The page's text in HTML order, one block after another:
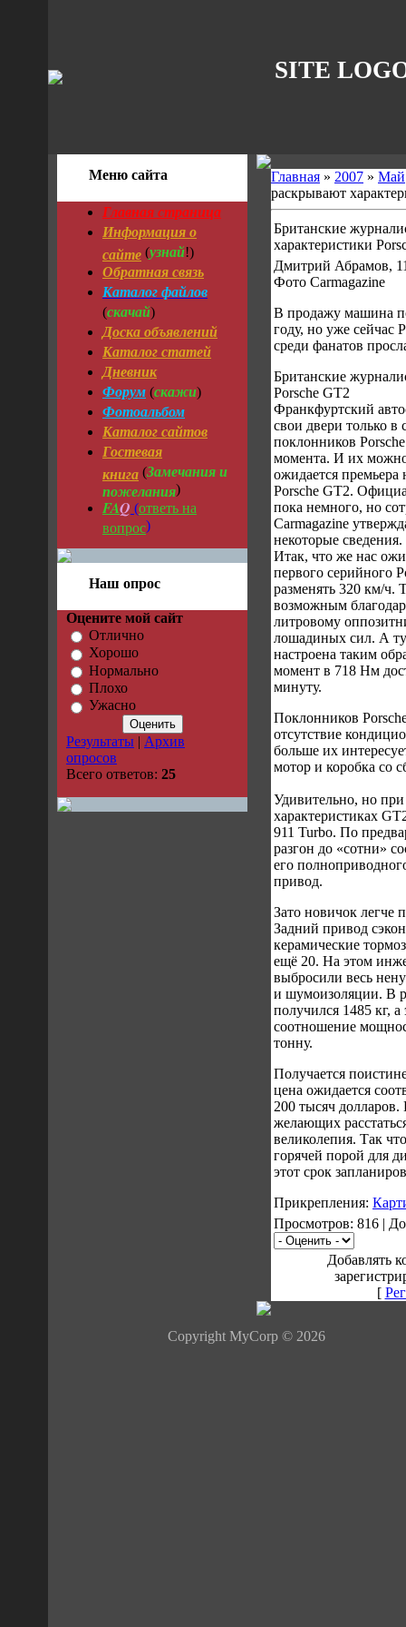
SITE
Меню сайта
Главная страница
Информация о
сайте (узнай!)
Обратная связь
Каталог файлов
(скачай)
Доска объявлений
Каталог статей
Дневник
Форум (скажи)
Фотоальбом
Каталог сайтов
Гостевая
книга (Замечания и
пожелания)
FAQ (ответь на
вопрос)
Наш опрос
Оцените мой сайт
Отлично
Хорошо
Нормально
Плохо
Ужасно
Результаты | Архив
опросов
Всего ответов: 25
Главная » 2007 » Май
раскрывают
Британские
характеристики
Дмитрий Абрамов,
Фото Carmagazine
В продажу машина
году, но уже сейчас
среди фанатов
Британские
Porsche GT2
Франкфуртский
свои двери только в
поклонников
момента. И их
ожидается
Porsche GT2.
пока немного, но
Carmagazine
некоторые сведения.
Итак, что же нас
первого серийного
разменять 320 км/ч.
возможным
литровому
лошадиных сил. А
настроена таким
момент в 718 Нм
минуту.
Поклонников
отсутствие
больше их
мотор и коробка со
Удивительно, но
характеристиках
911 Turbo. По
разгон до «сотни»
его
привод.
Зато новичок легче
Задний привод
керамические
ещё 20. На этом
выбросили весь
и шумоизоляции. В
получился 1485 кг, а
соотношение
тонну.
Получается
цена ожидается
200 тысяч
желающих
великолепия. Так
горячей порой для
этот срок
Прикрепления:
Просмотров: 816 |
Добавлять
[
Copyright MyCorp © 2026